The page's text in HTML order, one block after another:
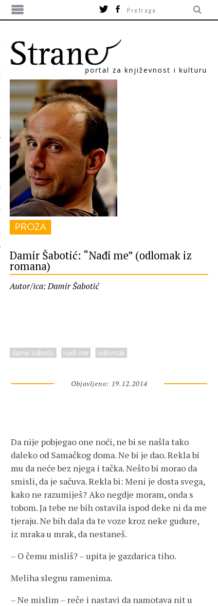
portal za književnost i kulturu
PROZA
Damir Šabotić: “Nađi me” (odlomak iz
romana)
Autor/ica: Damir Šabotić
damir sabotic nadi me odlomak
Objavljeno: 19.12.2014
Da nije pobjegao one noći, ne bi se našla tako
daleko od Samačkog doma. Ne bi je dao. Rekla bi
mu da neće bez njega i tačka. Nešto bi morao da
smisli, da je sačuva. Rekla bi: Meni je dosta svega,
kako ne razumiješ? Ako negdje moram, onda s
tobom. Ja tebe ne bih ostavila ispod deke ni da me
tjeraju. Ne bih dala da te voze kroz neke gudure,
iz mraka u mrak, da nestaneš.
– O čemu misliš? – upita je gazdarica tiho.
Meliha slegnu ramenima.
– Ne mislim – reče i nastavi da namotava nit u